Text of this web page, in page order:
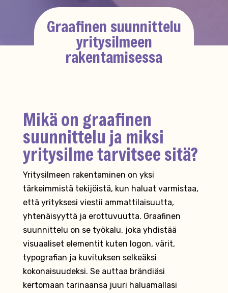
Graafinen suunnittelu
yritysilmeen
rakentamisessa
Mikä on graafinen
suunnittelu ja miksi
yritysilme tarvitsee sitä?
Yritysilmeen rakentaminen on yksi
tärkeimmistä tekijöistä, kun haluat varmistaa,
että yrityksesi viestii ammattilaisuutta,
yhtenäisyyttä ja erottuvuutta. Graafinen
suunnittelu on se työkalu, joka yhdistää
visuaaliset elementit kuten logon, värit,
typografian ja kuvituksen selkeäksi
kokonaisuudeksi. Se auttaa brändiäsi
kertomaan tarinaansa juuri haluamallasi